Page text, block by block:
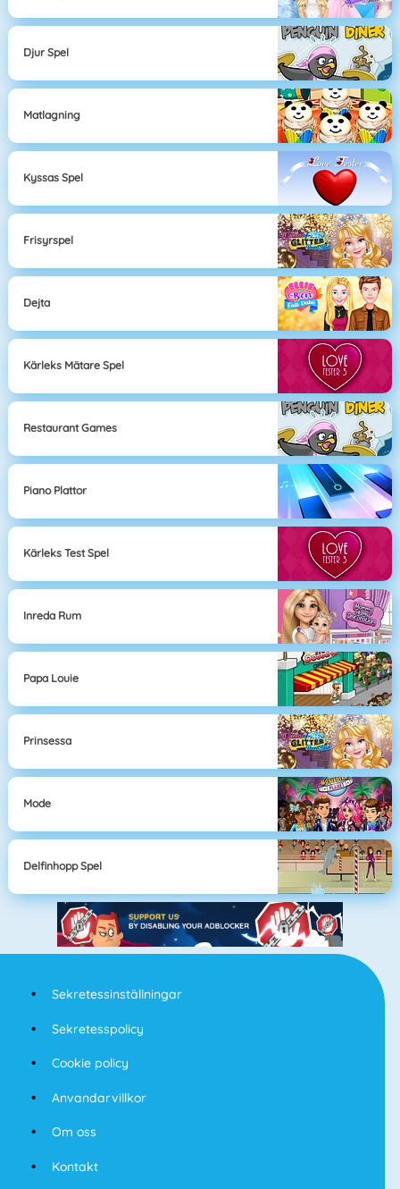
Djur Spel
Matlagning
Kyssas Spel
Frisyrspel
Dejta
Kärleks Mätare Spel
Restaurant Games
Piano Plattor
Kärleks Test Spel
Inreda Rum
Papa Louie
Prinsessa
Mode
Delfinhopp Spel
Sekretessinställningar
Sekretesspolicy
Cookie policy
Anvandarvillkor
Om oss
Kontakt